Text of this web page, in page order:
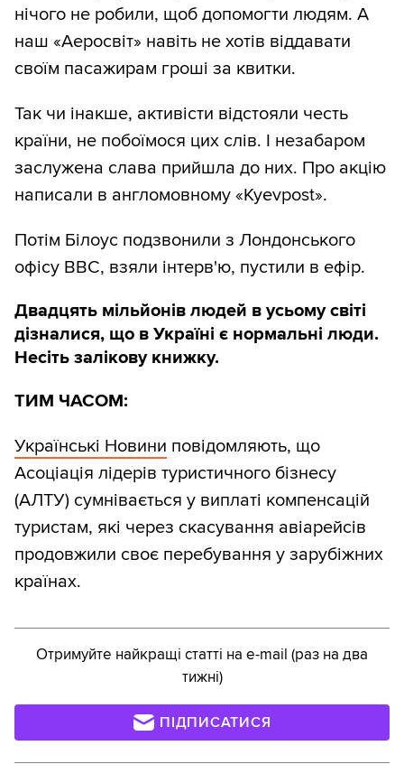
нічого не робили, щоб допомогти людям. А
наш «Аеросвіт» навіть не хотів віддавати
своїм пасажирам гроші за квитки.
Так чи інакше, активісти відстояли честь
країни, не побоїмося цих слів. І незабаром
заслужена слава прийшла до них. Про акцію
написали в англомовному «Kyevpost».
Потім Білоус подзвонили з Лондонського
офісу ВВС, взяли інтерв'ю, пустили в ефір.
Двадцять мільйонів людей в усьому світі
дізналися, що в Україні є нормальні люди.
Несіть залікову книжку.
ТИМ ЧАСОМ:
Українські Новини повідомляють, що
Асоціація лідерів туристичного бізнесу
(АЛТУ) сумнівається у виплаті компенсацій
туристам, які через скасування авіарейсів
продовжили своє перебування у зарубіжних
країнах.
Отримуйте найкращі статті на e-mail (раз на два
тижні)
ПІДПИСАТИСЯ